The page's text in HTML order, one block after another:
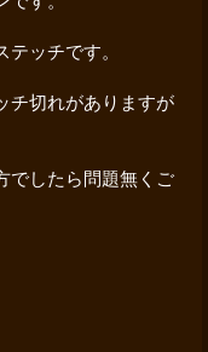
ッチです。
チ切れがありますが
でしたら問題無くご